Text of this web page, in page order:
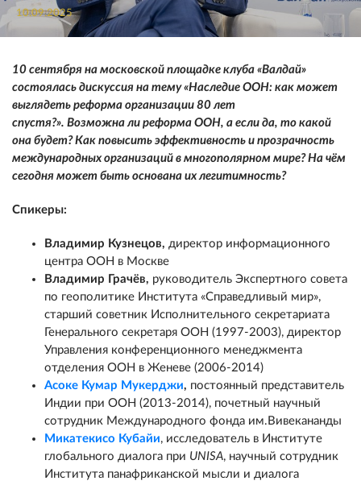
10.09.2025
10 сентября на московской площадке клуба «Валдай»
состоялась дискуссия на тему «Наследие ООН: как может
выглядеть реформа организации 80 лет
спустя?». Возможна ли реформа ООН, а если да, то какой
она будет? Как повысить эффективность и прозрачность
международных организаций в многополярном мире? На чём
сегодня может быть основана их легитимность?
Спикеры:
Владимир Кузнецов, директор информационного
центра ООН в Москве
Владимир Грачёв, руководитель Экспертного совета
по геополитике Института «Справедливый мир»,
старший советник Исполнительного секретариата
Генерального секретаря ООН (1997-2003), директор
Управления конференционного менеджмента
отделения ООН в Женеве (2006-2014)
Асоке Кумар Мукерджи, постоянный представитель
Индии при ООН (2013-2014), почетный научный
сотрудник Международного фонда им.Вивекананды
Микатекисо Кубайи, исследователь в Институте
глобального диалога при UNISA, научный сотрудник
Института панафриканской мысли и диалога